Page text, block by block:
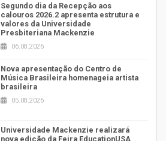
Segundo dia da Recepção aos
calouros 2026.2 apresenta estrutura e
valores da Universidade
Presbiteriana Mackenzie
06.08.2026
Nova apresentação do Centro de
Música Brasileira homenageia artista
brasileira
05.08.2026
Universidade Mackenzie realizará
nova edição da Feira EducationUSA